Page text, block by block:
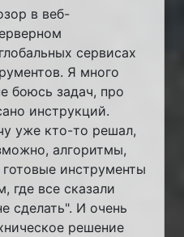
в веб-
сервисах
Я много
боюсь задач, про
инструкций.
уже кто-то решал,
алгоритмы,
инструменты
где все сказали
сделать". И очень
решение